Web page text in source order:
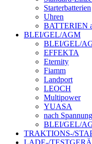
Starterbatterien
Uhren
BATTERIEN
BLEI/GEL/AGM
BLEI/GEL/
EFFEKTA
Eternity
Fiamm
Landport
LEOCH
Multipower
YUASA
nach
BLEI/GEL/
TRAKTIONS-/
LADE-/